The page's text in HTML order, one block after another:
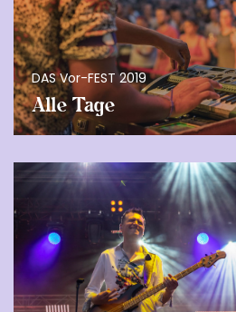
DAS Vor-FEST 2019
Alle Tage